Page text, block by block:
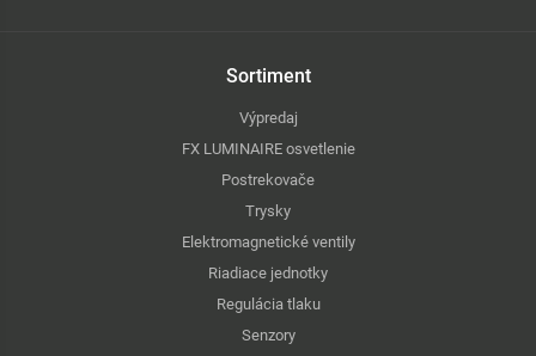
Sortiment
Výpredaj
FX LUMINAIRE osvetlenie
Postrekovače
Trysky
Elektromagnetické ventily
Riadiace jednotky
Regulácia tlaku
Senzory